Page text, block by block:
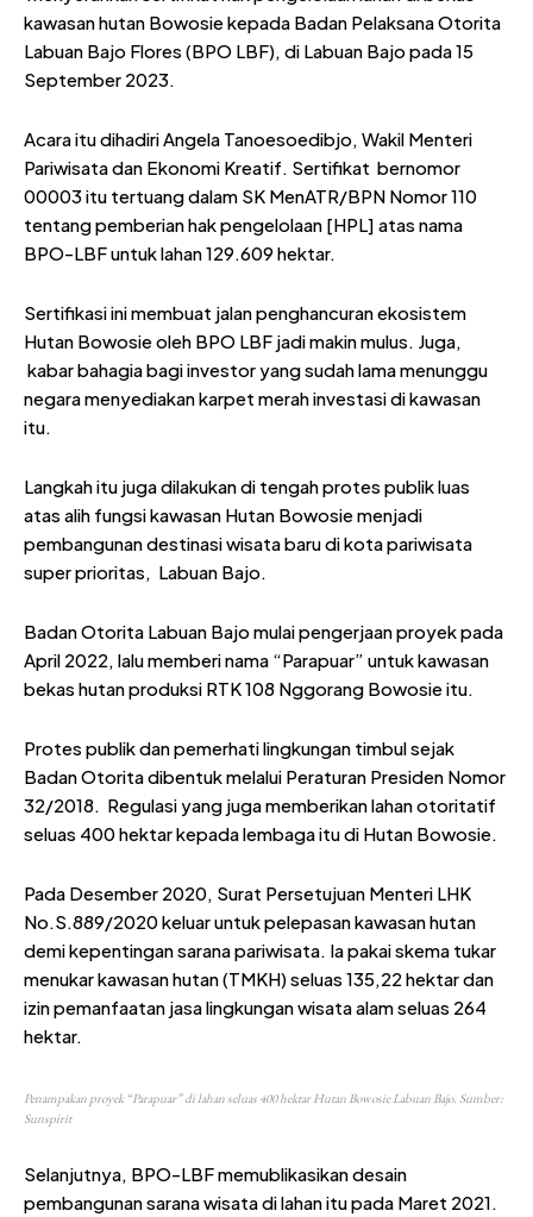
kawasan hutan Bowosie kepada Badan Pelaksana Otorita
Labuan Bajo Flores (BPO LBF), di Labuan Bajo pada 15
September 2023.
Acara itu dihadiri Angela Tanoesoedibjo, Wakil Menteri
Pariwisata dan Ekonomi Kreatif. Sertifikat bernomor
00003 itu tertuang dalam SK MenATR/BPN Nomor 110
tentang pemberian hak pengelolaan [HPL] atas nama
BPO-LBF untuk lahan 129.609 hektar.
Sertifikasi ini membuat jalan penghancuran ekosistem
Hutan Bowosie oleh BPO LBF jadi makin mulus. Juga,
kabar bahagia bagi investor yang sudah lama menunggu
negara menyediakan karpet merah investasi di kawasan
itu.
Langkah itu juga dilakukan di tengah protes publik luas
atas alih fungsi kawasan Hutan Bowosie menjadi
pembangunan destinasi wisata baru di kota pariwisata
super prioritas, Labuan Bajo.
Badan Otorita Labuan Bajo mulai pengerjaan proyek pada
April 2022, lalu memberi nama “Parapuar” untuk kawasan
bekas hutan produksi RTK 108 Nggorang Bowosie itu.
Protes publik dan pemerhati lingkungan timbul sejak
Badan Otorita dibentuk melalui Peraturan Presiden Nomor
32/2018. Regulasi yang juga memberikan lahan otoritatif
seluas 400 hektar kepada lembaga itu di Hutan Bowosie.
Pada Desember 2020, Surat Persetujuan Menteri LHK
No.S.889/2020 keluar untuk pelepasan kawasan hutan
demi kepentingan sarana pariwisata. Ia pakai skema tukar
menukar kawasan hutan (TMKH) seluas 135,22 hektar dan
izin pemanfaatan jasa lingkungan wisata alam seluas 264
hektar.
Penampakan proyek “Parapuar” di lahan seluas 400 hektar Hutan Bowosie Labuan Bajo. Sumber:
Sunspirit
Selanjutnya, BPO-LBF memublikasikan desain
pembangunan sarana wisata di lahan itu pada Maret 2021.